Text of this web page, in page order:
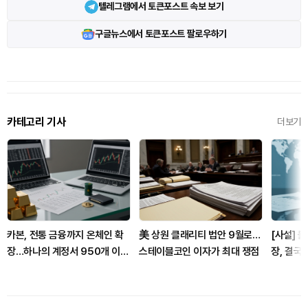
텔레그램에서 토큰포스트 속보 보기
구글뉴스에서 토큰포스트 팔로우하기
카테고리 기사 더보기
카본, 전통 금융까지 온체인 확
장…하나의 계정서 950개 이상
美 상원 클래리티 법안 9월로…
스테이블코인 이자가 최대 쟁점
[사설]
장, 결국